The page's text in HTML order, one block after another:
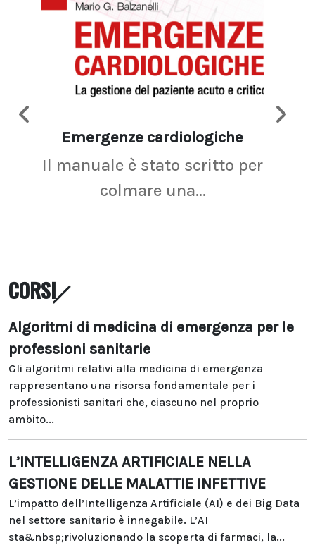
Emergenze cardiologiche
Il manuale è stato scritto per
colmare una...
CORSI
Algoritmi di medicina di emergenza per le
professioni sanitarie
Gli algoritmi relativi alla medicina di emergenza
rappresentano una risorsa fondamentale per i
professionisti sanitari che, ciascuno nel proprio
ambito...
L’INTELLIGENZA ARTIFICIALE NELLA
GESTIONE DELLE MALATTIE INFETTIVE
L’impatto dell’Intelligenza Artificiale (AI) e dei Big Data
nel settore sanitario è innegabile. L’AI
sta&nbsp;rivoluzionando la scoperta di farmaci, la...